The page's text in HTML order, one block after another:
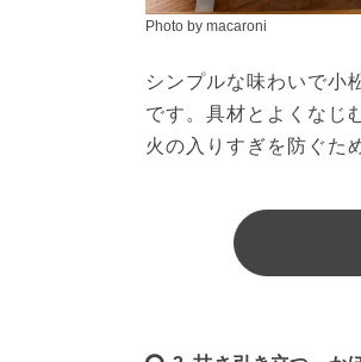
Photo by macaroni
シンプルな味わいで小
です。具材とよくなじ
火の入りすぎを防ぐた